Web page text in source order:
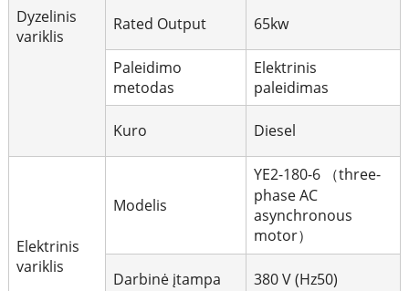
Dyzelinis
variklis
Rated Output 65kw
Paleidimo
metodas
Elektrinis
paleidimas
Kuro Diesel
Elektrinis
variklis
Modelis
YE2-180-6 （three-
phase AC
asynchronous
motor）
Darbinė įtampa 380 V (Hz50)